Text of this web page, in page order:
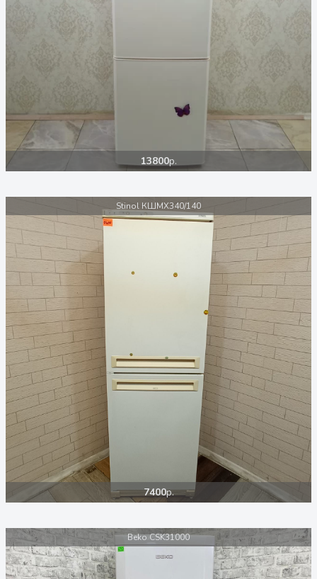
13800р.
Stinol КШМХ340/140
7400р.
Beko CSK31000